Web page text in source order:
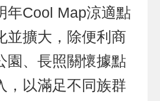
年Cool Map涼適點
並擴大，除便利商
園、長照關懷據點
，以滿足不同族群